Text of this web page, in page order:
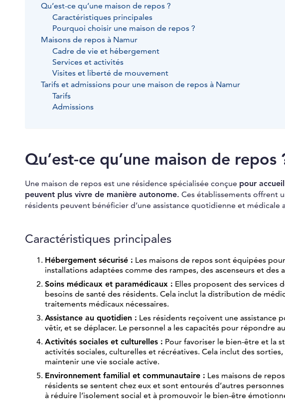
Qu’est-ce qu’une maison de repos ?
Caractéristiques principales
Pourquoi choisir une maison de repos ?
Maisons de repos à Namur
Cadre de vie et hébergement
Services et activités
Visites et liberté de mouvement
Tarifs et admissions pour une maison de repos à Namur
Tarifs
Admissions
Qu’est-ce qu’une maison de repos
Une maison de repos est une résidence spécialisée conçue pour
peuvent plus vivre de manière autonome. Ces établissements offrent
résidents peuvent bénéficier d’une assistance quotidienne et médicale
Caractéristiques principales
Hébergement sécurisé : Les maisons de repos sont équipées
installations adaptées comme des rampes, des ascenseurs et des
Soins médicaux et paramédicaux : Elles proposent des services
besoins de santé des résidents. Cela inclut la distribution de
traitements médicaux nécessaires.
Assistance au quotidien : Les résidents reçoivent une assistance
vêtir, et se déplacer. Le personnel a les capacités pour répondre
Activités sociales et culturelles : Pour favoriser le bien-être et la
activités sociales, culturelles et récréatives. Cela inclut des
maintenir une vie sociale active.
Environnement familial et communautaire : Les maisons de
résidents se sentent chez eux et sont entourés d’autres
à réduire l’isolement social et à promouvoir le bien-être